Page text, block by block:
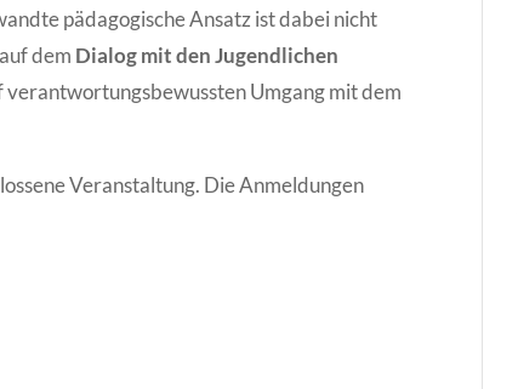
pädagogische Ansatz ist dabei nicht
dem Dialog mit den Jugendlichen
Umgang mit dem
Veranstaltung. Die Anmeldungen